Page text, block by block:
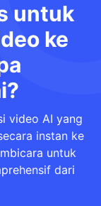
untuk
ke
video AI yang
instan ke
untuk
dari